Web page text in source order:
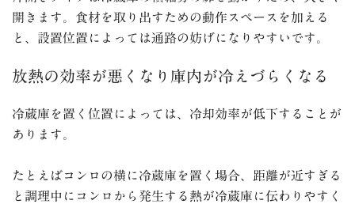
開きます。食材を取り出すための動作スペースを加える
と、設置位置によっては通路の妨げになりやすいです。
放熱の効率が悪くなり庫内が冷えづらくなる
冷蔵庫を置く位置によっては、冷却効率が低下することが
あります。
たとえばコンロの横に冷蔵庫を置く場合、距離が近すぎる
と調理中にコンロから発生する熱が冷蔵庫に伝わりやすく